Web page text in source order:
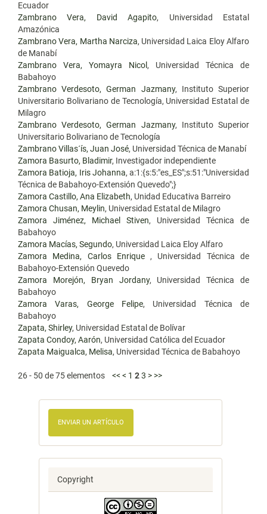
Ecuador
Zambrano Vera, David Agapito, Universidad Estatal
Amazónica
Zambrano Vera, Martha Narciza, Universidad Laica Eloy Alfaro
de Manabí
Zambrano Vera, Yomayra Nicol , Universidad Técnica de
Babahoyo
Zambrano Verdesoto, German Jazmany, Instituto Superior
Universitario Bolivariano de Tecnología, Universidad Estatal de
Milagro
Zambrano Verdesoto, German Jazmany, Instituto Superior
Universitario Bolivariano de Tecnología
Zambrano Villas´ís, Juan José, Universidad Técnica de Manabí
Zamora Basurto, Bladimir, Investigador independiente
Zamora Batioja, Iris Johanna, a:1:{s:5:"es_ES";s:51:"Universidad
Técnica de Babahoyo-Extensión Quevedo";}
Zamora Castillo, Ana Elizabeth, Unidad Educativa Barreiro
Zamora Chusan, Meylin, Universidad Estatal de Milagro
Zamora Jiménez, Michael Stiven, Universidad Técnica de
Babahoyo
Zamora Macías, Segundo, Universidad Laica Eloy Alfaro
Zamora Medina, Carlos Enrique , Universidad Técnica de
Babahoyo-Extensión Quevedo
Zamora Morejón, Bryan Jordany, Universidad Técnica de
Babahoyo
Zamora Varas, George Felipe, Universidad Técnica de
Babahoyo
Zapata, Shirley, Universidad Estatal de Bolívar
Zapata Condoy, Aarón, Universidad Católica del Ecuador
Zapata Maigualca, Melisa, Universidad Técnica de Babahoyo
26 - 50 de 75 elementos << < 1 23 > >>
ENVIAR UN ARTÍCULO
Copyright